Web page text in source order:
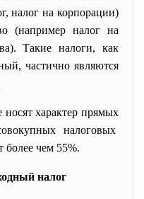
налог на корпорации)
(например налог на
Такие налоги, как
частично являются
характер прямых
налоговых
более чем 55%.
налог